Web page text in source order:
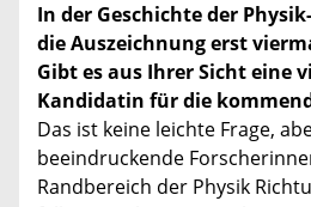
In der Geschichte der
die Auszeichnung erst
Gibt es aus Ihrer Sicht eine
Kandidatin für die
Das ist keine leichte Frage,
beeindruckende
Randbereich der Physik